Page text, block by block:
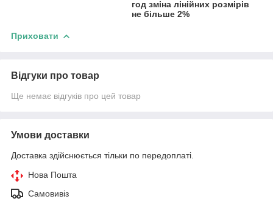
год зміна лінійних розмірів
не більше 2%
Приховати
Відгуки про товар
Ще немає відгуків про цей товар
Умови доставки
Доставка здійснюється тільки по передоплаті.
Нова Пошта
Самовивіз